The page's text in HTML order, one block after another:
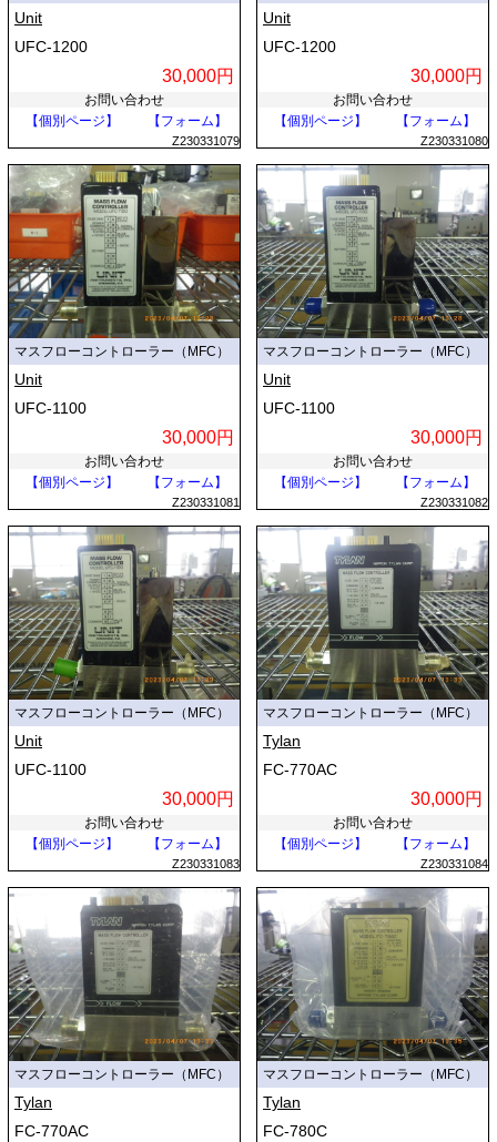
Unit
UFC-1200
30,000円
お問い合わせ
【個別ページ】
【フォーム】
Z230331079
Unit
UFC-1200
30,000円
お問い合わせ
【個別ページ】
【フォーム】
Z230331080
マスフローコントローラー（MFC）
Unit
UFC-1100
30,000円
お問い合わせ
【個別ページ】
【フォーム】
Z230331081
マスフローコントローラー（MFC）
Unit
UFC-1100
30,000円
お問い合わせ
【個別ページ】
【フォーム】
Z230331082
マスフローコントローラー（MFC）
Unit
UFC-1100
30,000円
お問い合わせ
【個別ページ】
【フォーム】
Z230331083
マスフローコントローラー（MFC）
Tylan
FC-770AC
30,000円
お問い合わせ
【個別ページ】
【フォーム】
Z230331084
マスフローコントローラー（MFC）
Tylan
FC-770AC
マスフローコントローラー（MFC）
Tylan
FC-780C